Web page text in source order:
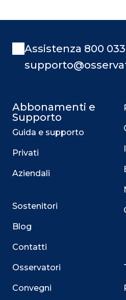
Assistenza 800 033
Abbonamenti e
Supporto
Guida e supporto
Privati
Aziendali
Sostenitori
Blog
Contatti
Osservatori
Convegni